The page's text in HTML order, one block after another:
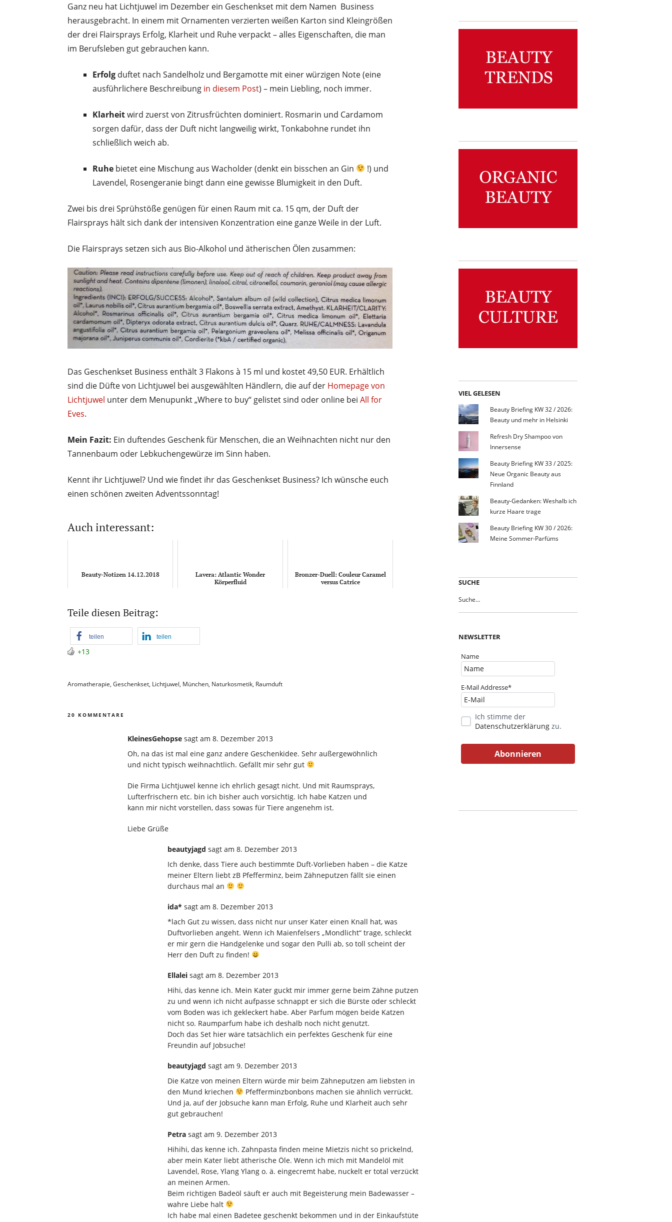
Ganz neu hat Lichtjuwel im Dezember ein Geschenkset mit dem Namen Business
herausgebracht. In einem mit Ornamenten verzierten weißen Karton sind Kleingrößen
der drei Flairsprays Erfolg, Klarheit und Ruhe verpackt – alles Eigenschaften, die man
im Berufsleben gut gebrauchen kann.
Erfolg duftet nach Sandelholz und Bergamotte mit einer würzigen Note (eine
ausführlichere Beschreibung in diesem Post) – mein Liebling, noch immer.
Klarheitwird zuerst von Zitrusfrüchten dominiert. Rosmarin und Cardamom
sorgen dafür, dass der Duft nicht langweilig wirkt, Tonkabohne rundet ihn
schließlich weich ab.
Ruhe bietet eine Mischung aus Wacholder (denkt ein bisschen an Gin
!) und
Lavendel, Rosengeranie bingt dann eine gewisse Blumigkeit in den Duft.
Zwei bis drei Sprühstöße genügen für einen Raum mit ca. 15 qm, der Duft der
Flairsprays hält sich dank der intensiven Konzentration eine ganze Weile in der Luft.
Die Flairsprays setzen sich aus Bio-Alkohol und ätherischen Ölen zusammen:
Das Geschenkset Business enthält 3 Flakons à 15 ml und kostet 49,50 EUR. Erhältlich
sind die Düfte von Lichtjuwel bei ausgewählten Händlern, die auf der Homepage von
Lichtjuwel unter dem Menupunkt „Where to buy“ gelistet sind oder online bei All for
Eves.
Mein Fazit: Ein duftendes Geschenk für Menschen, die an Weihnachten nicht nur den
Tannenbaum oder Lebkuchengewürze im Sinn haben.
Kennt ihr Lichtjuwel? Und wie findet ihr das Geschenkset Business? Ich wünsche euch
einen schönen zweiten Adventssonntag!
Auch interessant:
Beauty-Notizen 14.12.2018
Lavera: Atlantic Wonder
Körperfluid
Bronzer-Duell: Couleur Caramel
versus Catrice
Teile diesen Beitrag:
teilen teilen
+13
Aromatherapie, Geschenkset, Lichtjuwel, München, Naturkosmetik, Raumduft
20 KOMMENTARE
KleinesGehopse sagt am 8. Dezember 2013
Oh, na das ist mal eine ganz andere Geschenkidee. Sehr außergewöhnlich
und nicht typisch weihnachtlich. Gefällt mir sehr gut
Die Firma Lichtjuwel kenne ich ehrlich gesagt nicht. Und mit Raumsprays,
Lufterfrischern etc. bin ich bisher auch vorsichtig. Ich habe Katzen und
kann mir nicht vorstellen, dass sowas für Tiere angenehm ist.
Liebe Grüße
beautyjagd sagt am 8. Dezember 2013
Ich denke, dass Tiere auch bestimmte Duft-Vorlieben haben – die Katze
meiner Eltern liebt zB Pfefferminz, beim Zähneputzen fällt sie einen
durchaus mal an
ida* sagt am 8. Dezember 2013
*lach Gut zu wissen, dass nicht nur unser Kater einen Knall hat, was
Duftvorlieben angeht. Wenn ich Maienfelsers „Mondlicht“ trage, schleckt
er mir gern die Handgelenke und sogar den Pulli ab, so toll scheint der
Herr den Duft zu finden!
Ellalei sagt am 8. Dezember 2013
Hihi, das kenne ich. Mein Kater guckt mir immer gerne beim Zähne putzen
zu und wenn ich nicht aufpasse schnappt er sich die Bürste oder schleckt
vom Boden was ich gekleckert habe. Aber Parfum mögen beide Katzen
nicht so. Raumparfum habe ich deshalb noch nicht genutzt.
Doch das Set hier wäre tatsächlich ein perfektes Geschenk für eine
Freundin auf Jobsuche!
beautyjagd sagt am 9. Dezember 2013
Die Katze von meinen Eltern würde mir beim Zähneputzen am liebsten in
den Mund kriechen
Pfefferminzbonbons machen sie ähnlich verrückt.
Und ja, auf der Jobsuche kann man Erfolg, Ruhe und Klarheit auch sehr
gut gebrauchen!
Petra sagt am 9. Dezember 2013
Hihihi, das kenne ich. Zahnpasta finden meine Mietzis nicht so prickelnd,
aber mein Kater liebt ätherische Öle. Wenn ich mich mit Mandelöl mit
Lavendel, Rose, Ylang Ylang o. ä. eingecremt habe, nuckelt er total verzückt
an meinen Armen.
Beim richtigen Badeöl säuft er auch mit Begeisterung mein Badewasser –
wahre Liebe halt
Ich habe mal einen Badetee geschenkt bekommen und in der Einkaufstüte
VIEL GELESEN
Beauty Briefing KW 32 / 2026:
Beauty und mehr in Helsinki
Refresh Dry Shampoo von
Innersense
Beauty Briefing KW 33 / 2025:
Neue Organic Beauty aus
Finnland
Beauty-Gedanken: Weshalb ich
kurze Haare trage
Beauty Briefing KW 30 / 2026:
Meine Sommer-Parfüms
SUCHE
NEWSLETTER
Name
E-Mail Addresse*
Ich stimme der
Datenschutzerklärung zu.